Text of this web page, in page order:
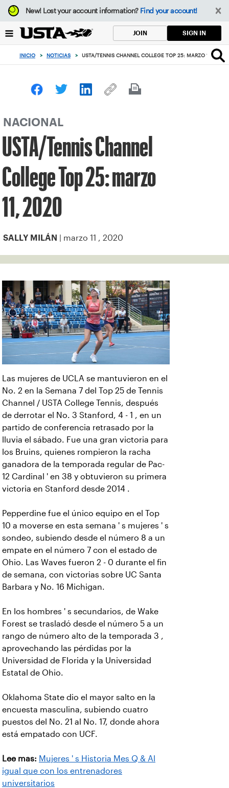
Enfoque
desde
botón
volver
principio
New!Lost your account information? Find your account!
JOIN SIGN IN
INICIO > NOTICIAS > USTA/TENNIS CHANNEL COLLEGE TOP 25: MARZO 11, 2020
NACIONAL
USTA/Tennis Channel
College Top 25: marzo
11, 2020
SALLY MILÁN | marzo 11 , 2020
Las mujeres de UCLA se mantuvieron en el
No. 2 en la Semana 7 del Top 25 de Tennis
Channel / USTA College Tennis, después
de derrotar el No. 3 Stanford, 4 - 1 , en un
partido de conferencia retrasado por la
lluvia el sábado. Fue una gran victoria para
los Bruins, quienes rompieron la racha
ganadora de la temporada regular de Pac-
12 Cardinal ' en 38 y obtuvieron su primera
victoria en Stanford desde 2014 .
Pepperdine fue el único equipo en el Top
10 a moverse en esta semana ' s mujeres ' s
sondeo, subiendo desde el número 8 a un
empate en el número 7 con el estado de
Ohio. Las Waves fueron 2 - 0 durante el fin
de semana, con victorias sobre UC Santa
Barbara y No. 16 Michigan.
En los hombres ' s secundarios, de Wake
Forest se trasladó desde el número 5 a un
rango de número alto de la temporada 3 ,
aprovechando las pérdidas por la
Universidad de Florida y la Universidad
Estatal de Ohio.
Oklahoma State dio el mayor salto en la
encuesta masculina, subiendo cuatro
puestos del No. 21 al No. 17, donde ahora
está empatado con UCF.
Lee mas: Mujeres ' s Historia Mes Q & Al
igual que con los entrenadores
universitarios